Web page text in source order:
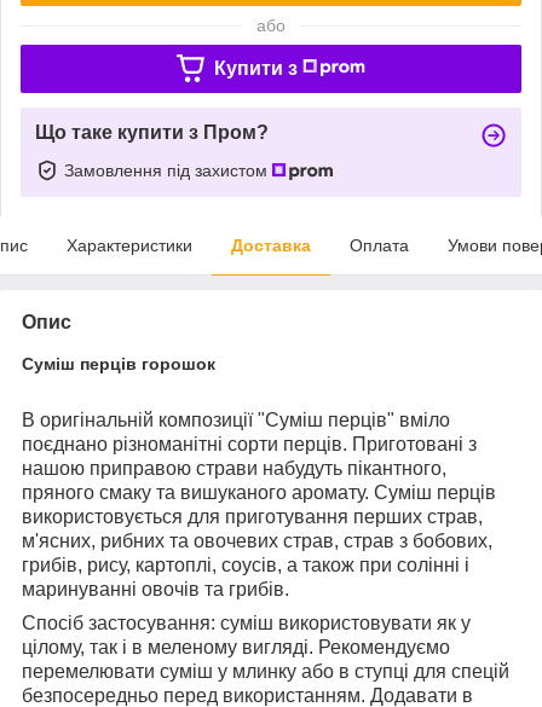
або
Купити з
Що таке купити з Пром?
Замовлення під захистом
Характеристики Доставка Оплата Умови
Опис
Суміш перців горошок
В оригінальній композиції "Суміш перців" вміло
поєднано різноманітні сорти перців. Приготовані з
нашою приправою страви набудуть пікантного,
пряного смаку та вишуканого аромату. Суміш перців
використовується для приготування перших страв,
м'ясних, рибних та овочевих страв, страв з бобових,
грибів, рису, картоплі, соусів, а також при солінні і
маринуванні овочів та грибів.
Спосіб застосування: суміш використовувати як у
цілому, так і в меленому вигляді. Рекомендуємо
перемелювати суміш у млинку або в ступці для спецій
безпосередньо перед використанням. Додавати в